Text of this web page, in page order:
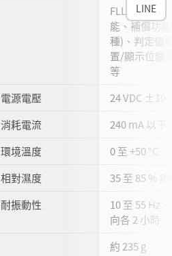
FLL功能、
能、補償功
種)、判定值
置/顯示位變
等
電源電壓
24 VDC ±10
消耗電流
240 mA 以下
環境溫度
0 至 +50 °C
相對濕度
35 至 85 %
耐振動性
10 至 55 Hz
向各 2 小時
約 235 g
LINE